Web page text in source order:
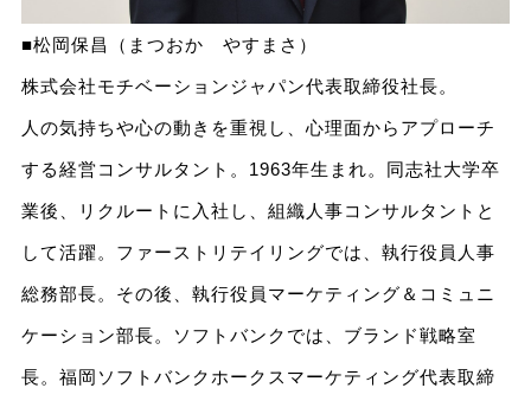
■松岡保昌（まつおか やすまさ）
株式会社モチベーションジャパン代表取締役社長。
人の気持ちや心の動きを重視し、心理面からアプローチ
する経営コンサルタント。1963年生まれ。同志社大学卒
業後、リクルートに入社し、組織人事コンサルタントと
して活躍。ファーストリテイリングでは、執行役員人事
総務部長。その後、執行役員マーケティング＆コミュニ
ケーション部長。ソフトバンクでは、ブランド戦略室
長。福岡ソフトバンクホークスマーケティング代表取締